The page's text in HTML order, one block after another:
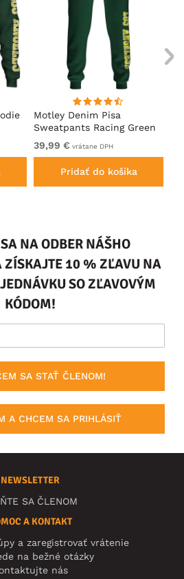
Motley Denim Pisa
Sweatpants Racing Green
39,99 € vrátane DPH
Pridať do košíka
NA ODBER NÁŠHO
ZÍSKAJTE 10 % ZĽAVU NA
SO ZĽAVOVÝM
KÓDOM!
SA STAŤ ČLENOM!
A CHCEM SA PRIHLÁSIŤ
NEWSLETTER
SA ČLENOM
A KONTAKT
a zaregistrovať vrátenie
na bežné otázky
nás